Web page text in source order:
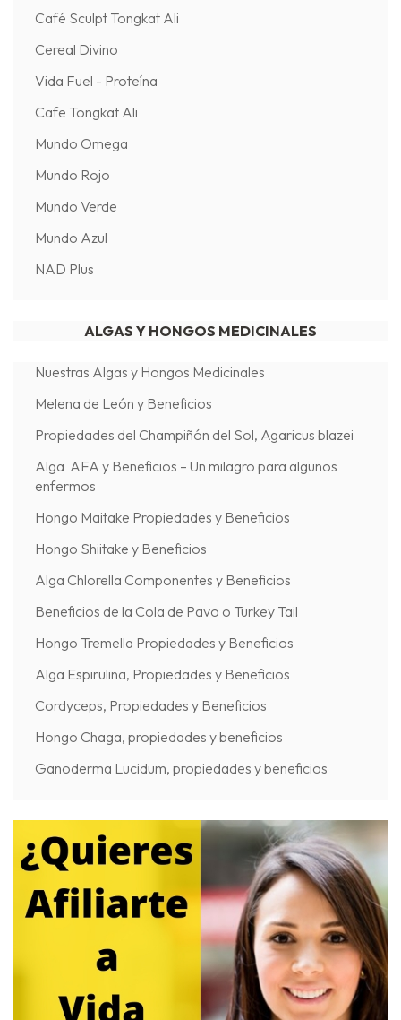
Café Sculpt Tongkat Ali
Cereal Divino
Vida Fuel - Proteína
Cafe Tongkat Ali
Mundo Omega
Mundo Rojo
Mundo Verde
Mundo Azul
NAD Plus
ALGAS Y HONGOS MEDICINALES
Nuestras Algas y Hongos Medicinales
Melena de León y Beneficios
Propiedades del Champiñón del Sol, Agaricus blazei
Alga AFA y Beneficios – Un milagro para algunos
enfermos
Hongo Maitake Propiedades y Beneficios
Hongo Shiitake y Beneficios
Alga Chlorella Componentes y Beneficios
Beneficios de la Cola de Pavo o Turkey Tail
Hongo Tremella Propiedades y Beneficios
Alga Espirulina, Propiedades y Beneficios
Cordyceps, Propiedades y Beneficios
Hongo Chaga, propiedades y beneficios
Ganoderma Lucidum, propiedades y beneficios